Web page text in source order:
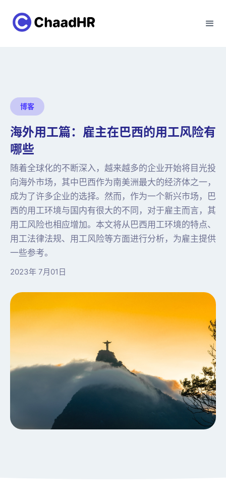
博客
海外用工篇：雇主在巴西的用工风险有
哪些
随着全球化的不断深入，越来越多的企业开始将目光投
向海外市场，其中巴西作为南美洲最大的经济体之一，
成为了许多企业的选择。然而，作为一个新兴市场，巴
西的用工环境与国内有很大的不同，对于雇主而言，其
用工风险也相应增加。本文将从巴西用工环境的特点、
用工法律法规、用工风险等方面进行分析，为雇主提供
一些参考。
2023年 7月01日